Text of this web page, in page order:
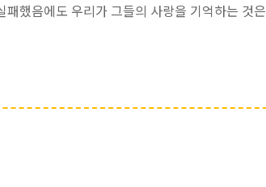
했음에도 우리가 그들의 사랑을 기억하는 것